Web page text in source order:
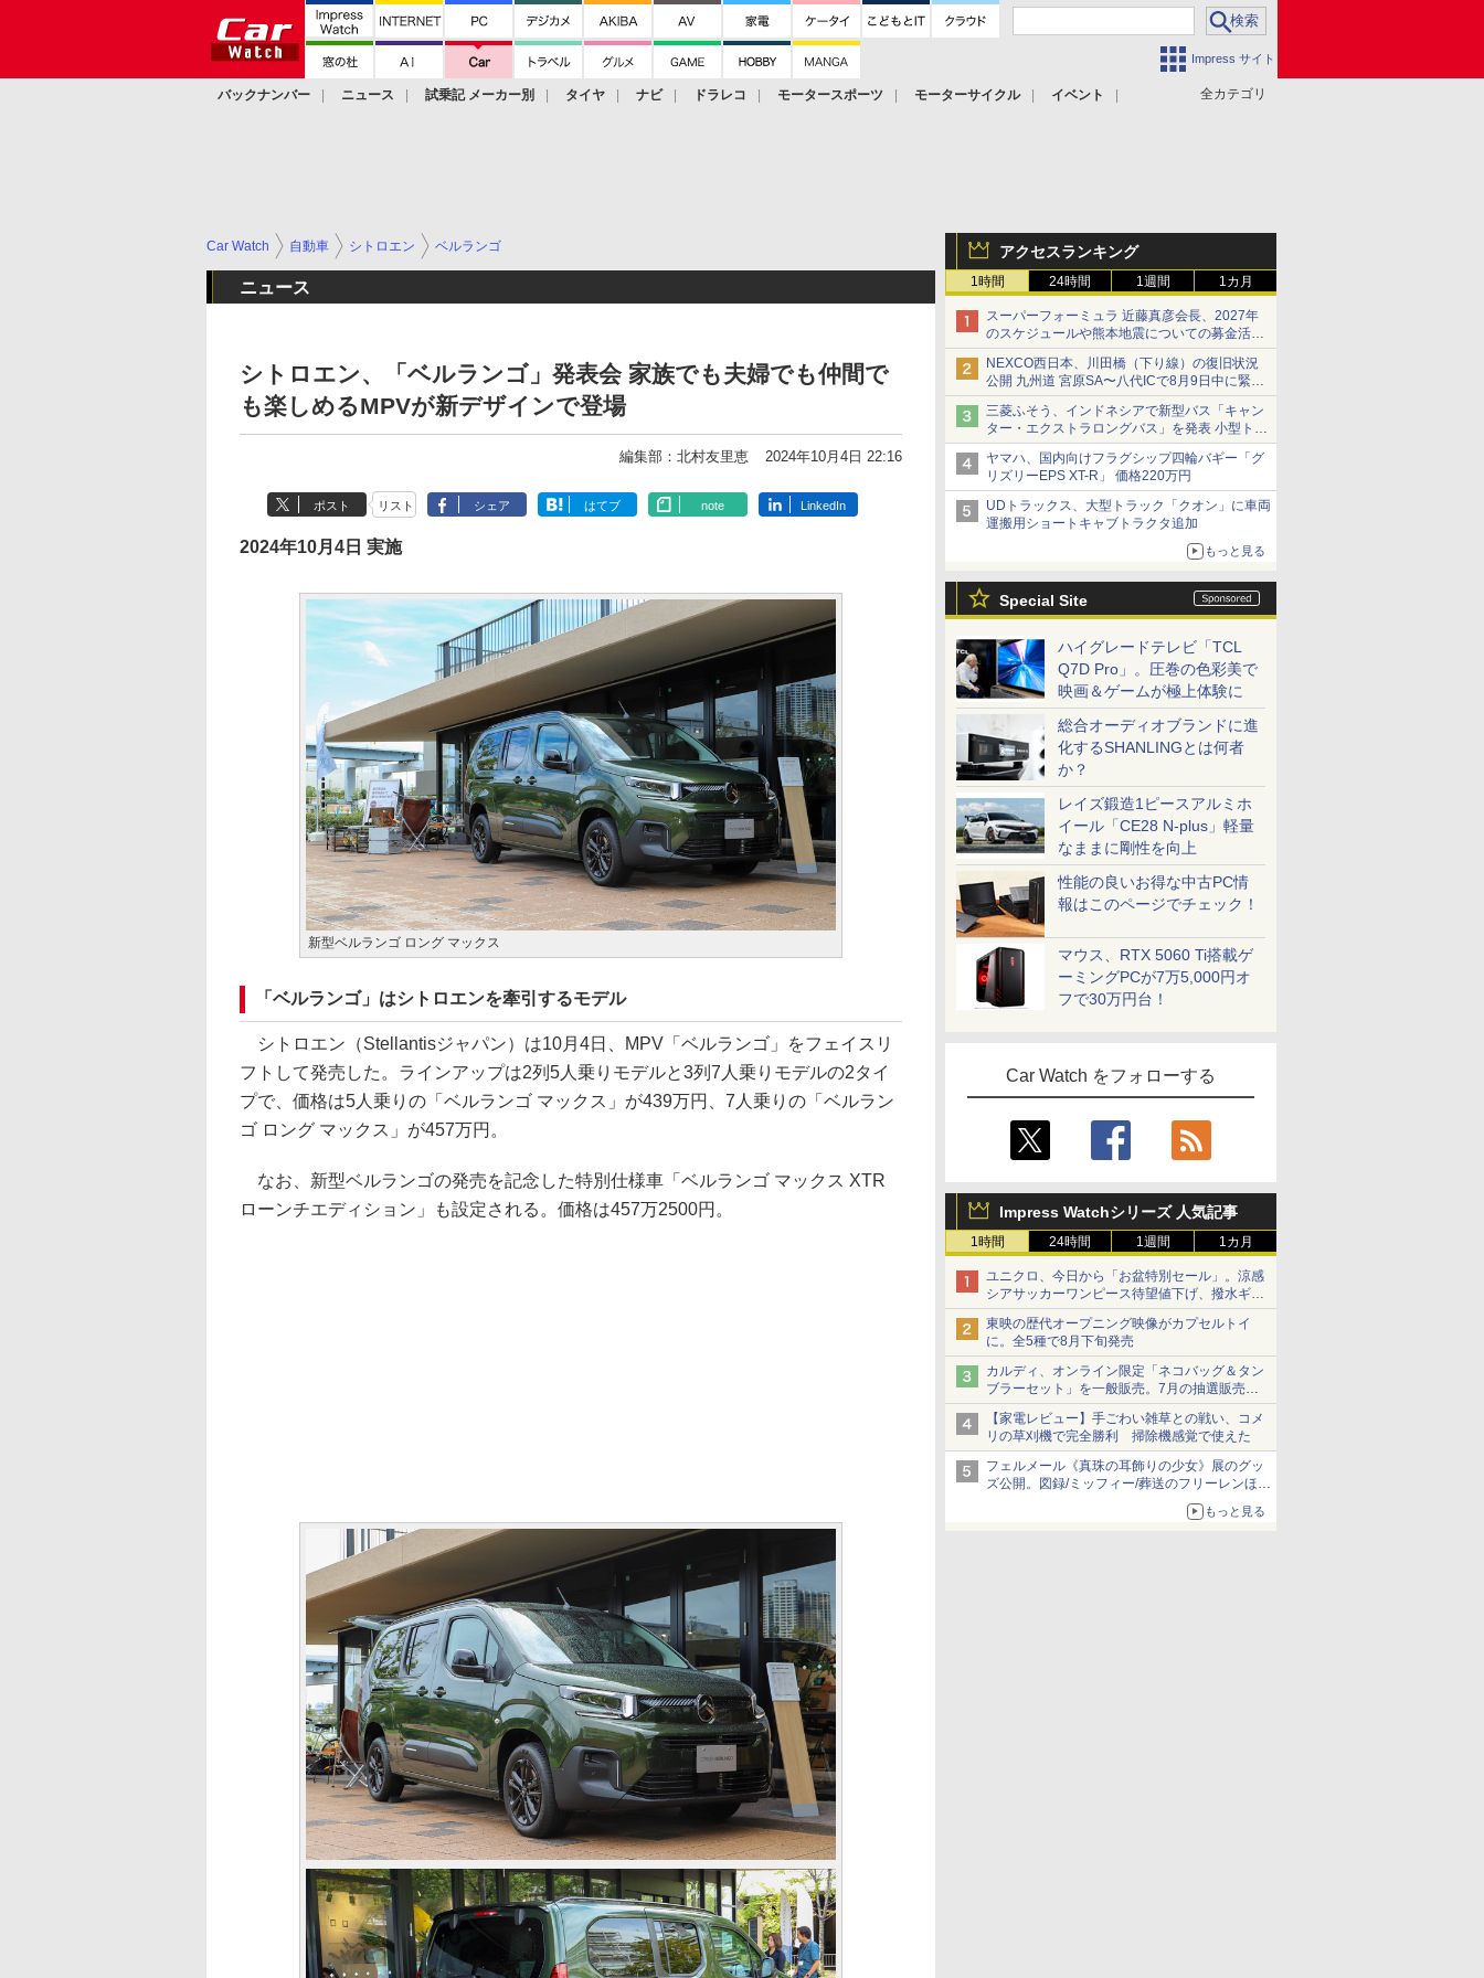
Impress サイト
全カテゴリ
バックナンバー ニュース 試乗記 メーカー別 タイヤ ナビ ドラレコ モータースポーツ モーターサイクル
イベント
アクセスランキング
1時間 24時間 1週間 1カ月
スーパーフォーミュラ 近藤真彦会長、2027年
のスケジュールや熊本地震についての募金活動
を紹介
NEXCO西日本、川田橋（下り線）の復旧状況
公開 九州道 宮原SA〜八代ICで8月9日中に緊急
車両を通行可能に
三菱ふそう、インドネシアで新型バス「キャン
ター・エクストラロングバス」を発表 小型トラ
ックベースの観光・旅客輸送向けバス
ヤマハ、国内向けフラグシップ四輪バギー「グ
リズリーEPS XT-R」 価格220万円
UDトラックス、大型トラック「クオン」に車両
運搬用ショートキャブトラクタ追加
もっと見る
Special Site
ハイグレードテレビ「TCL
Q7D Pro」。圧巻の色彩美で
映画＆ゲームが極上体験に
総合オーディオブランドに進
化するSHANLINGとは何者
か？
レイズ鍛造1ピースアルミホ
イール「CE28 N-plus」軽量
なままに剛性を向上
性能の良いお得な中古PC情
報はこのページでチェック！
マウス、RTX 5060 Ti搭載ゲ
ーミングPCが7万5,000円オ
フで30万円台！
Car Watch をフォローする
Impress Watchシリーズ 人気記事
1時間 24時間 1週間 1カ月
ユニクロ、今日から「お盆特別セール」。涼感
シアサッカーワンピース待望値下げ、撥水ギア
ショーツは1990円に
東映の歴代オープニング映像がカプセルトイ
に。全5種で8月下旬発売
カルディ、オンライン限定「ネコバッグ＆タン
ブラーセット」を一般販売。7月の抽選販売の
当選無効分
【家電レビュー】手ごわい雑草との戦い、コメ
リの草刈機で完全勝利 掃除機感覚で使えた
フェルメール《真珠の耳飾りの少女》展のグッ
ズ公開。図録/ミッフィー/葬送のフリーレンほ
もっと見る
Car Watch 自動車 シトロエン ベルランゴ
ニュース
シトロエン、「ベルランゴ」発表会 家族でも夫婦でも仲間で
も楽しめるMPVが新デザインで登場
編集部：北村友里恵 2024年10月4日 22:16
ポスト リスト シェア はてブ note LinkedIn
2024年10月4日 実施
新型ベルランゴ ロング マックス
「ベルランゴ」はシトロエンを牽引するモデル
シトロエン（Stellantisジャパン）は10月4日、MPV「ベルランゴ」をフェイスリ
フトして発売した。ラインアップは2列5人乗りモデルと3列7人乗りモデルの2タイ
プで、価格は5人乗りの「ベルランゴ マックス」が439万円、7人乗りの「ベルラン
ゴ ロング マックス」が457万円。
なお、新型ベルランゴの発売を記念した特別仕様車「ベルランゴ マックス XTR
ローンチエディション」も設定される。価格は457万2500円。